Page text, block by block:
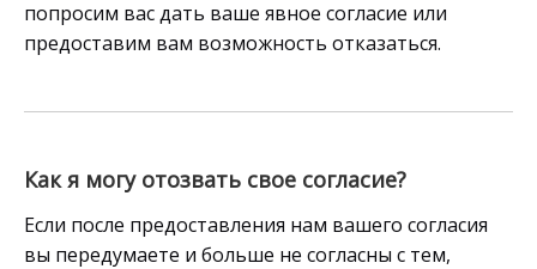
попросим вас дать ваше явное согласие или
предоставим вам возможность отказаться.
Как я могу отозвать свое согласие?
Если после предоставления нам вашего согласия
вы передумаете и больше не согласны с тем,